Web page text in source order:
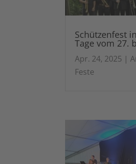
Schützenfest
Tage vom 27.
Apr. 24, 2025 |
Feste